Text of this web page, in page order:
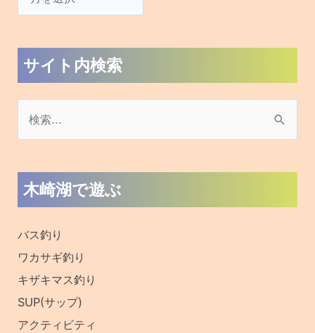
サイト内検索
象
木崎湖で遊ぶ
バス釣り
ワカサギ釣り
キザキマス釣り
SUP(サップ)
アクティビティ